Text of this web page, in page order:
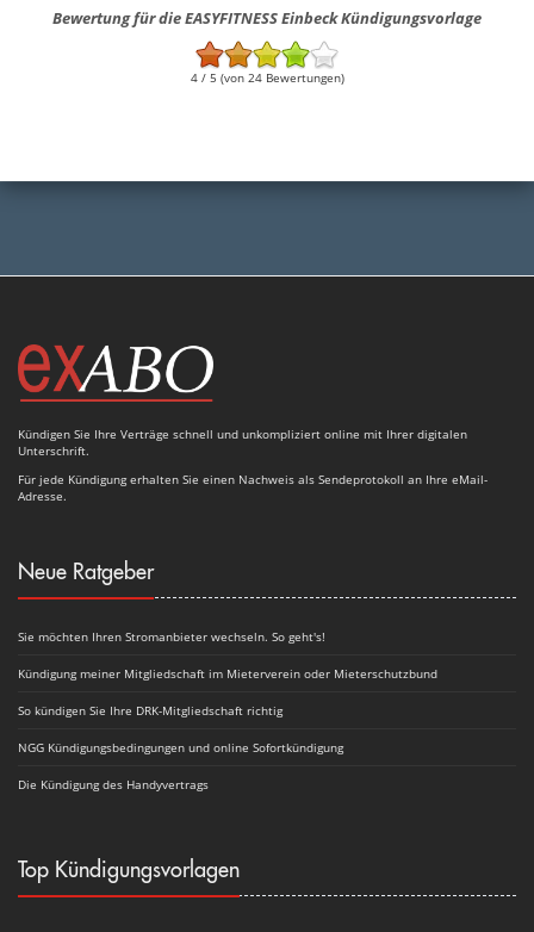
Bewertung für die EASYFITNESS Einbeck Kündigungsvorlage
4 / 5 (von 24 Bewertungen)
Kündigen Sie Ihre Verträge schnell und unkompliziert online mit Ihrer digitalen
Unterschrift.
Für jede Kündigung erhalten Sie einen Nachweis als Sendeprotokoll an Ihre eMail-
Adresse.
Neue Ratgeber
Sie möchten Ihren Stromanbieter wechseln. So geht's!
Kündigung meiner Mitgliedschaft im Mieterverein oder Mieterschutzbund
So kündigen Sie Ihre DRK-Mitgliedschaft richtig
NGG Kündigungsbedingungen und online Sofortkündigung
Die Kündigung des Handyvertrags
Top Kündigungsvorlagen